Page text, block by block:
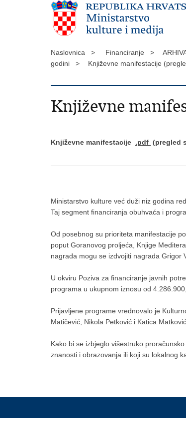
Naslovnica > Financiranje >
godini >
Književne manifestacije
Književne
Književne manifestacije .pdf (pregled
Ministarstvo kulture već duži niz godina
Taj segment financiranja obuhvaća i
Od posebnog su prioriteta manifestacije
poput Goranovog proljeća, Knjige
nagrada mogu se izdvojiti nagrada Grigor
U okviru Poziva za financiranje javnih
programa u ukupnom iznosu od
Prijavljene programe vrednovalo je
Matičević, Nikola Petković i Katica
Kako bi se izbjeglo višestruko
znanosti i obrazovanja ili koji su lokalnog